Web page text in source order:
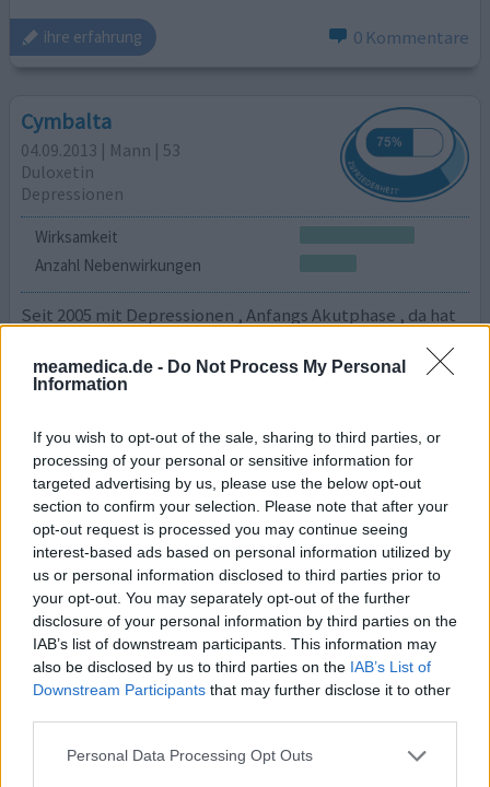
meamedica.de - Do Not Process My Personal
Information
If you wish to opt-out of the sale, sharing to third parties, or
processing of your personal or sensitive information for
targeted advertising by us, please use the below opt-out
section to confirm your selection. Please note that after your
opt-out request is processed you may continue seeing
interest-based ads based on personal information utilized by
us or personal information disclosed to third parties prior to
your opt-out. You may separately opt-out of the further
disclosure of your personal information by third parties on the
IAB’s list of downstream participants. This information may
also be disclosed by us to third parties on the IAB’s List of
Downstream Participants that may further disclose it to other
Personal Data Processing Opt Outs
ihre erfahrung 0 Kommentare
Cymbalta
04.09.2013 | Mann | 53
Duloxetin
Depressionen
Wirksamkeit
Anzahl Nebenwirkungen
Seit 2005 mit Depressionen , Anfangs Akutphase , da hat
Tagesverlauf. Dann Venlafaxin, Elontril und nun Cymbalta.
Ganz gut , aber das Morgentief ist bei allen Mitteln
geringsten, speziell das Schwitzen ist gegenüber
Venlaflaxin und Elontril kaum noch ein Problem. Nur fürs
Schl... Lesen Sie mehr
ihre erfahrung 0 Kommentare
Cymbalta
26.08.2013 | Mann | 53
Duloxetin (60mg)
Depression
Anzahl Nebenwirkungen